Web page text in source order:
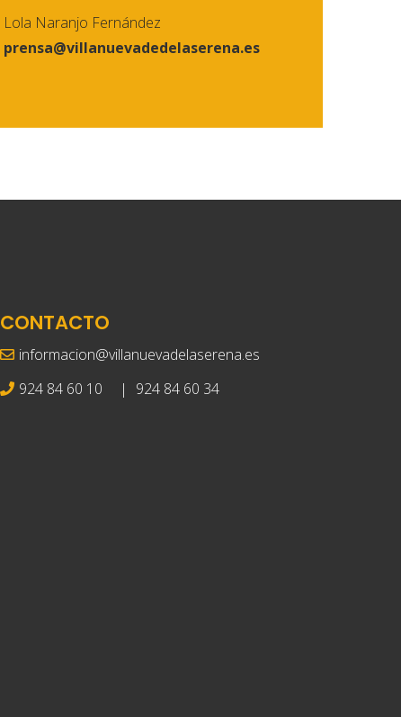
Lola Naranjo Fernández
prensa@villanuevadedelaserena.es
CONTACTO
informacion@villanuevadelaserena.es
924 84 60 10
| 924 84 60 34